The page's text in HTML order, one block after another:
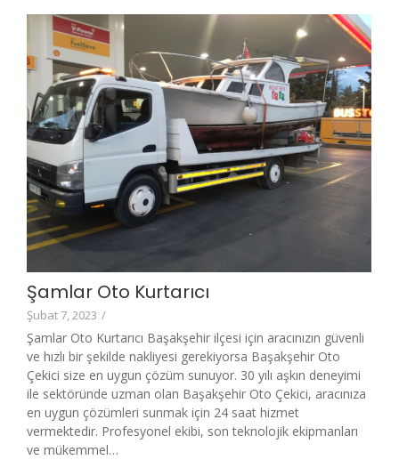
Şamlar Oto Kurtarıcı
Şubat 7, 2023 /
Şamlar Oto Kurtarıcı Başakşehir ilçesi için aracınızın güvenli
ve hızlı bir şekilde nakliyesi gerekiyorsa Başakşehir Oto
Çekici size en uygun çözüm sunuyor. 30 yılı aşkın deneyimi
ile sektöründe uzman olan Başakşehir Oto Çekici, aracınıza
en uygun çözümleri sunmak için 24 saat hizmet
vermektedir. Profesyonel ekibi, son teknolojik ekipmanları
ve mükemmel…